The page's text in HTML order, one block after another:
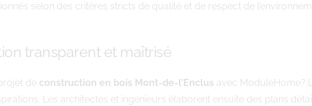
selon des critères stricts de qualité et de respect de
transparent et maîtrisé
de construction en bois Mont-de-l’Enclus avec ModuleHome?
Les architectes et ingénieurs élaborent ensuite des plans